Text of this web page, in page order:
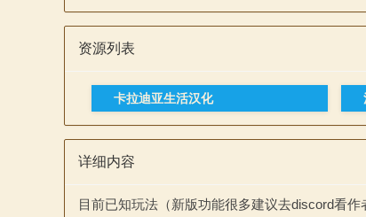
马
资源列表
卡拉迪亚生活汉化
详细内容
目前已知玩法（新版功能很多建议去discord看作